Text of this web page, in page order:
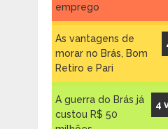
emprego
As vantagens de
morar no Brás, Bom
Retiro e Pari
4
A guerra do Brás já
custou R$ 50